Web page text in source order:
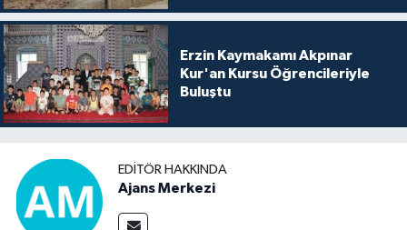
Erzin Kaymakamı Akpınar
Kur'an Kursu Öğrencileriyle
Buluştu
EDITÖR HAKKINDA
Ajans Merkezi